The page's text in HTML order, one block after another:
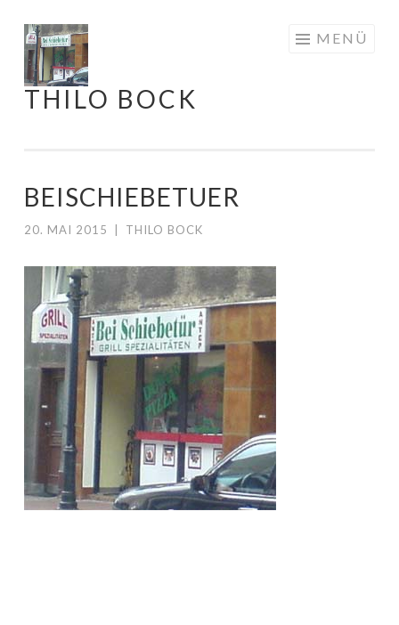
Springe
zum
Inhalt
THILO BOCK
MENÜ
BEISCHIEBETUER
20. MAI 2015 THILO BOCK